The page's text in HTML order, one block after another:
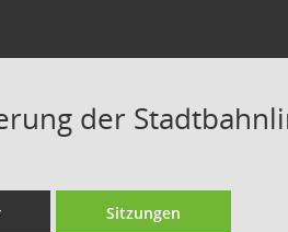
der
Sitzungen